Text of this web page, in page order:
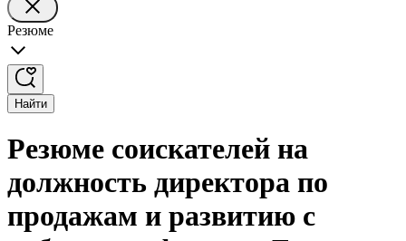
Резюме
Найти
Резюме соискателей на
должность директора по
продажам и развитию с